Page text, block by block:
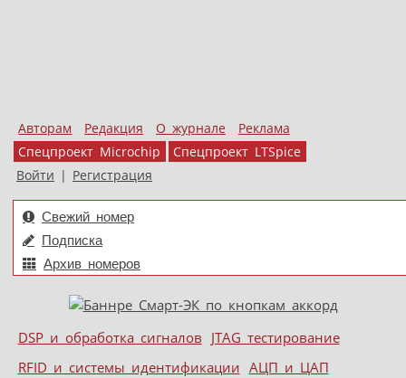
Авторам Редакция О журнале
Реклама
Спецпроект Microchip
Спецпроект LTSpice
Войти | Регистрация
Свежий номер
Подписка
Архив номеров
Меню
Skip to content
DSP и обработка сигналов JTAG тестирование
RFID и системы идентификации АЦП и ЦАП